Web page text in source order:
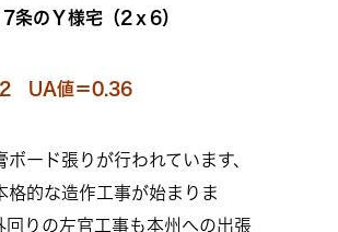
条のＹ様宅（2ｘ6）
UA値＝0.36
ボード張りが行われています、
格的な造作工事が始まりま
回りの左官工事も本州への出張